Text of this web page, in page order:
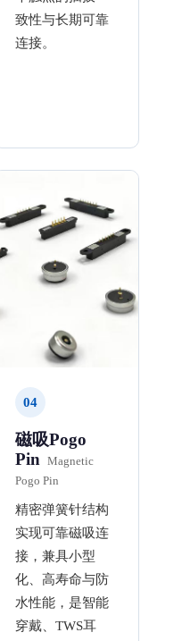
致性与长期可靠
连接。
04
磁吸Pogo
Pin Magnetic
Pogo Pin
精密弹簧针结构
实现可靠磁吸连
接，兼具小型
化、高寿命与防
水性能，是智能
穿戴、TWS耳